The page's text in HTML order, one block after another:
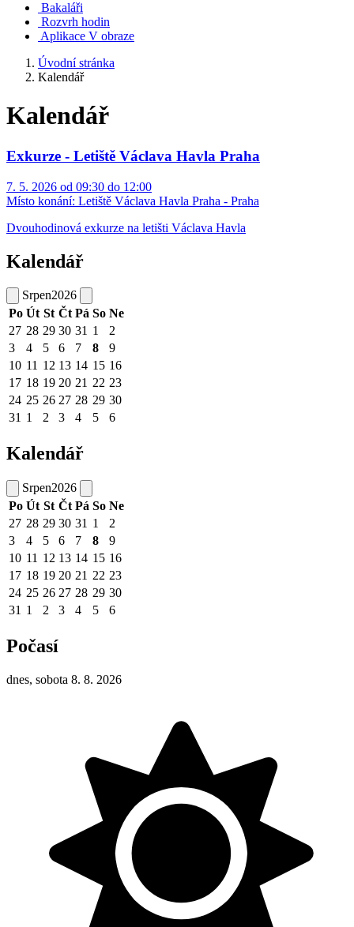
Bakaláři
Rozvrh hodin
Aplikace V obraze
Úvodní stránka
Kalendář
Kalendář
Exkurze - Letiště Václava Havla Praha
7. 5. 2026 od 09:30 do 12:00
Místo konání: Letiště Václava Havla Praha - Praha
Dvouhodinová exkurze na letišti Václava Havla
Kalendář
Srpen2026
Po Út St Čt Pá So Ne
27 28 29 30 31 1
2
3
4 5 6 7 8
9
10 11 12 13 14 15 16
17 18 19 20 21 22 23
24 25 26 27 28 29 30
31 1 2 3 4 5 6
Kalendář
Srpen2026
Po Út St Čt Pá So Ne
27 28 29 30 31 1
2
3
4 5 6 7 8
9
10 11 12 13 14 15 16
17 18 19 20 21 22 23
24 25 26 27 28 29 30
31 1 2 3 4 5 6
Počasí
dnes, sobota 8. 8. 2026